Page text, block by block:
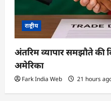
राष्ट्रीय
अंतरिम व्यापार समझौते की
अमेरिका
Fark India Web 21 hours